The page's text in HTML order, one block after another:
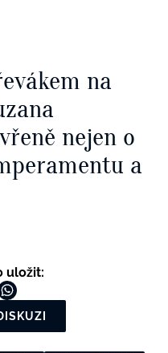
na
nejen o
a
uložit: